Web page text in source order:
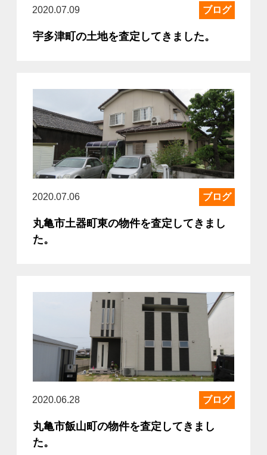
2020.07.09 ブログ
宇多津町の土地を査定してきました。
2020.07.06 ブログ
丸亀市土器町東の物件を査定してきまし
た。
2020.06.28 ブログ
丸亀市飯山町の物件を査定してきまし
た。